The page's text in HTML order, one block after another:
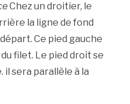
Chez un droitier, le
la ligne de fond
Ce pied gauche
filet. Le pied droit se
il sera parallèle à la